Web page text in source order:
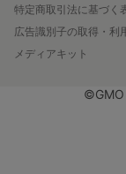
特定商取引法に基づく
広告識別子の取得・利
メディアキット
©GMO